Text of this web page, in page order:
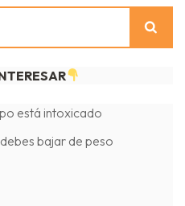
está intoxicado
bajar de peso